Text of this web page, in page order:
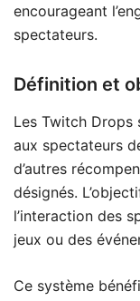
encourageant
spectateurs.
Définition et
Les Twitch
aux spectateurs
d’autres
désignés.
l’interaction des
jeux ou des
Ce système